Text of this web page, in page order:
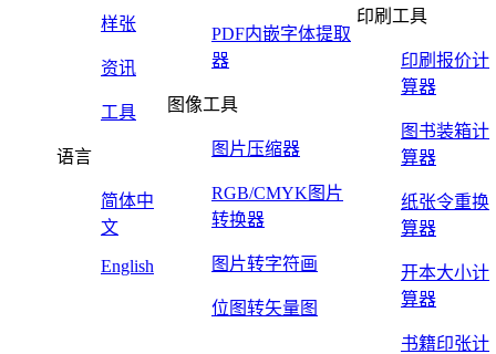
样张
资讯
工具
语言
简体中
文
English
PDF内嵌字体提取
器
图像工具
图片压缩器
RGB/CMYK图片
转换器
图片转字符画
位图转矢量图
印刷工具
印刷报价计
算器
图书装箱计
算器
纸张令重换
算器
开本大小计
算器
书籍印张计